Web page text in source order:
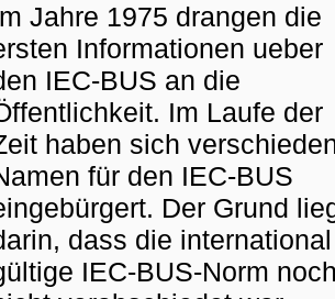
Jahre 1975 drangen die
Informationen ueber
IEC-BUS an die
Im Laufe der
haben sich
für den IEC-BUS
Der Grund
dass die international
IEC-BUS-Norm